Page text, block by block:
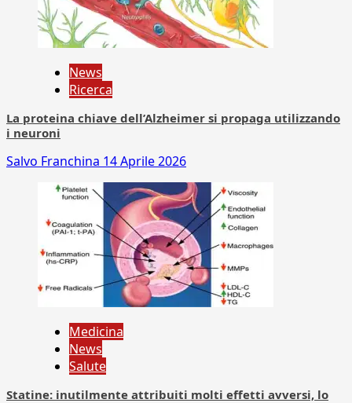
News
Ricerca
La proteina chiave dell’Alzheimer si propaga utilizzando
i neuroni
Salvo Franchina 14 Aprile 2026
Medicina
News
Salute
Statine: inutilmente attribuiti molti effetti avversi, lo